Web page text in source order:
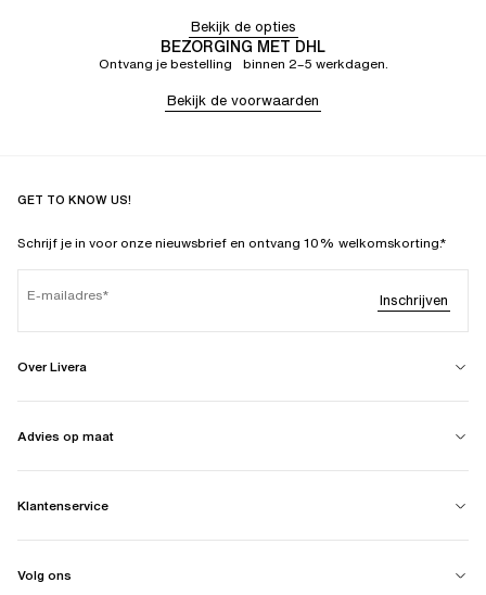
Bekijk de opties
BEZORGING MET DHL
Ontvang je bestelling binnen 2–5 werkdagen.
Bekijk de voorwaarden
GET TO KNOW US!
Schrijf je in voor onze nieuwsbrief en ontvang 10% welkomskorting.*
E-mailadres Inschrijven
Over Livera
Advies op maat
Klantenservice
Volg ons